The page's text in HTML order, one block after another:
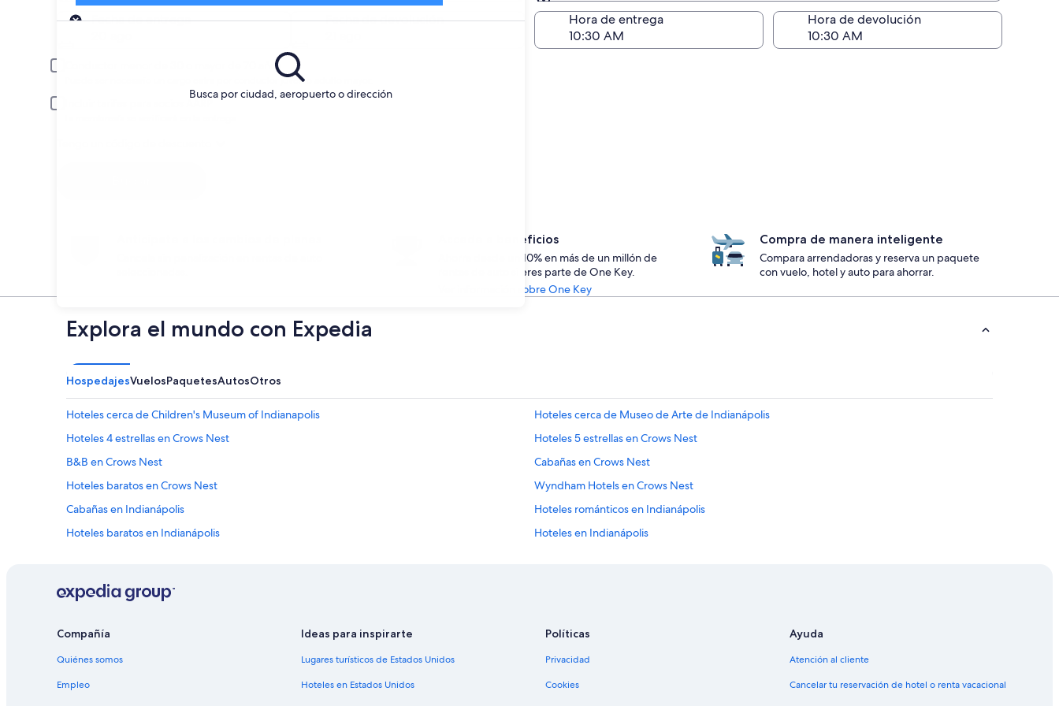
Busca por ciudad, aeropuerto o dirección
Entrega
Devolución (igual a la entrega)
Fecha de entrega
Fecha de devolución
Hora de entrega Hora de devolución
Conductor menor de 30 o mayor de 70 años
Puede ser necesario un cargo extra por conductor joven o adulto mayor.
Accede a beneficios
Ahorra desde un 10% en más de un millón de
rentas de auto si eres parte de One Key.
Ver información sobre One Key
Compra de manera inteligente
Compara arrendadoras y reserva un paquete
con vuelo, hotel y auto para ahorrar.
Explora el mundo con Expedia
HospedajesVuelosPaquetesAutosOtros
Hoteles cerca de Children's Museum of Indianapolis
Hoteles cerca de Museo de Arte de Indianápolis
Hoteles 4 estrellas en Crows Nest
Hoteles 5 estrellas en Crows Nest
B&B en Crows Nest
Cabañas en Crows Nest
Hoteles baratos en Crows Nest
Wyndham Hotels en Crows Nest
Cabañas en Indianápolis
Hoteles románticos en Indianápolis
Hoteles baratos en Indianápolis
Hoteles en Indianápolis
B&B en Indiana central
Casas de campo en Indiana central
Condominios en Indiana central
Compañía
Quiénes somos
Empleo
Ideas para inspirarte
Lugares turísticos de Estados Unidos
Hoteles en Estados Unidos
Políticas
Privacidad
Cookies
Ayuda
Atención al cliente
Cancelar tu reservación de hotel o renta vacacional